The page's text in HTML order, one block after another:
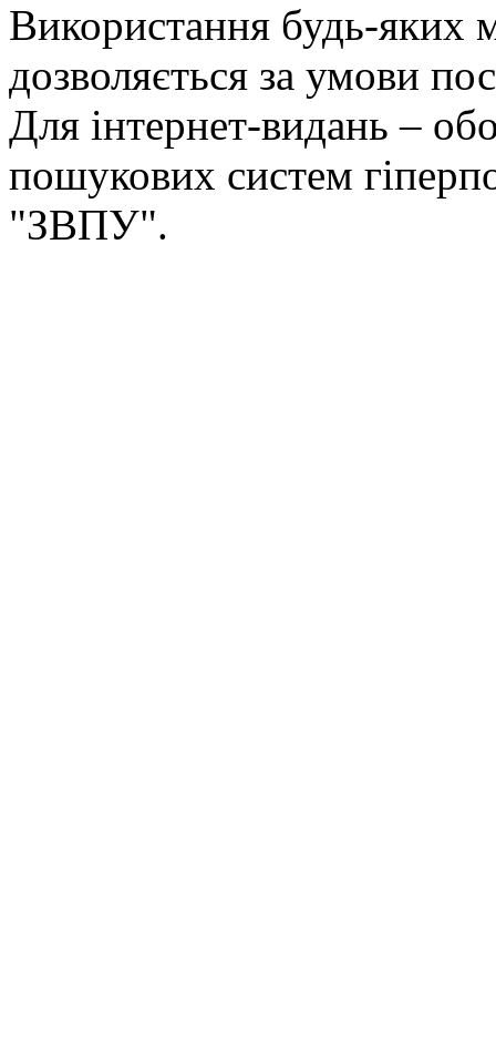
Використання будь-яких
дозволяється за умови
Для інтернет-видань –
пошукових систем
"ЗВПУ".